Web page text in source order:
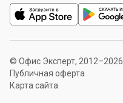
© Офис Эксперт, 2012–2026
Публичная оферта
Карта сайта